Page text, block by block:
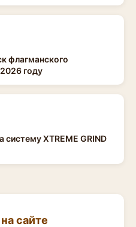
флагманского
году
XTREME GRIND
сайте